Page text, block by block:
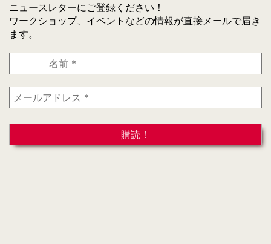
ニュースレターにご登録ください！
ワークショップ、イベントなどの情報が直接メールで届き
ます。
前
*
ー
ド